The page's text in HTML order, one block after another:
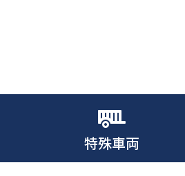
特殊車両